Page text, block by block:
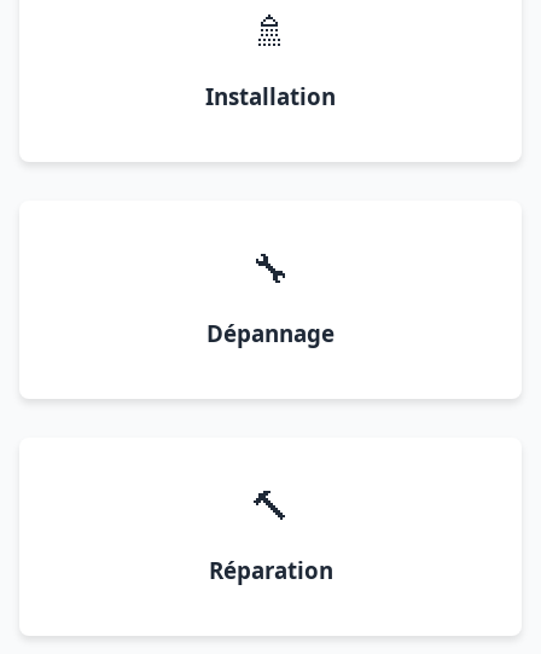
🚿
Installation
🔧
Dépannage
🔨
Réparation